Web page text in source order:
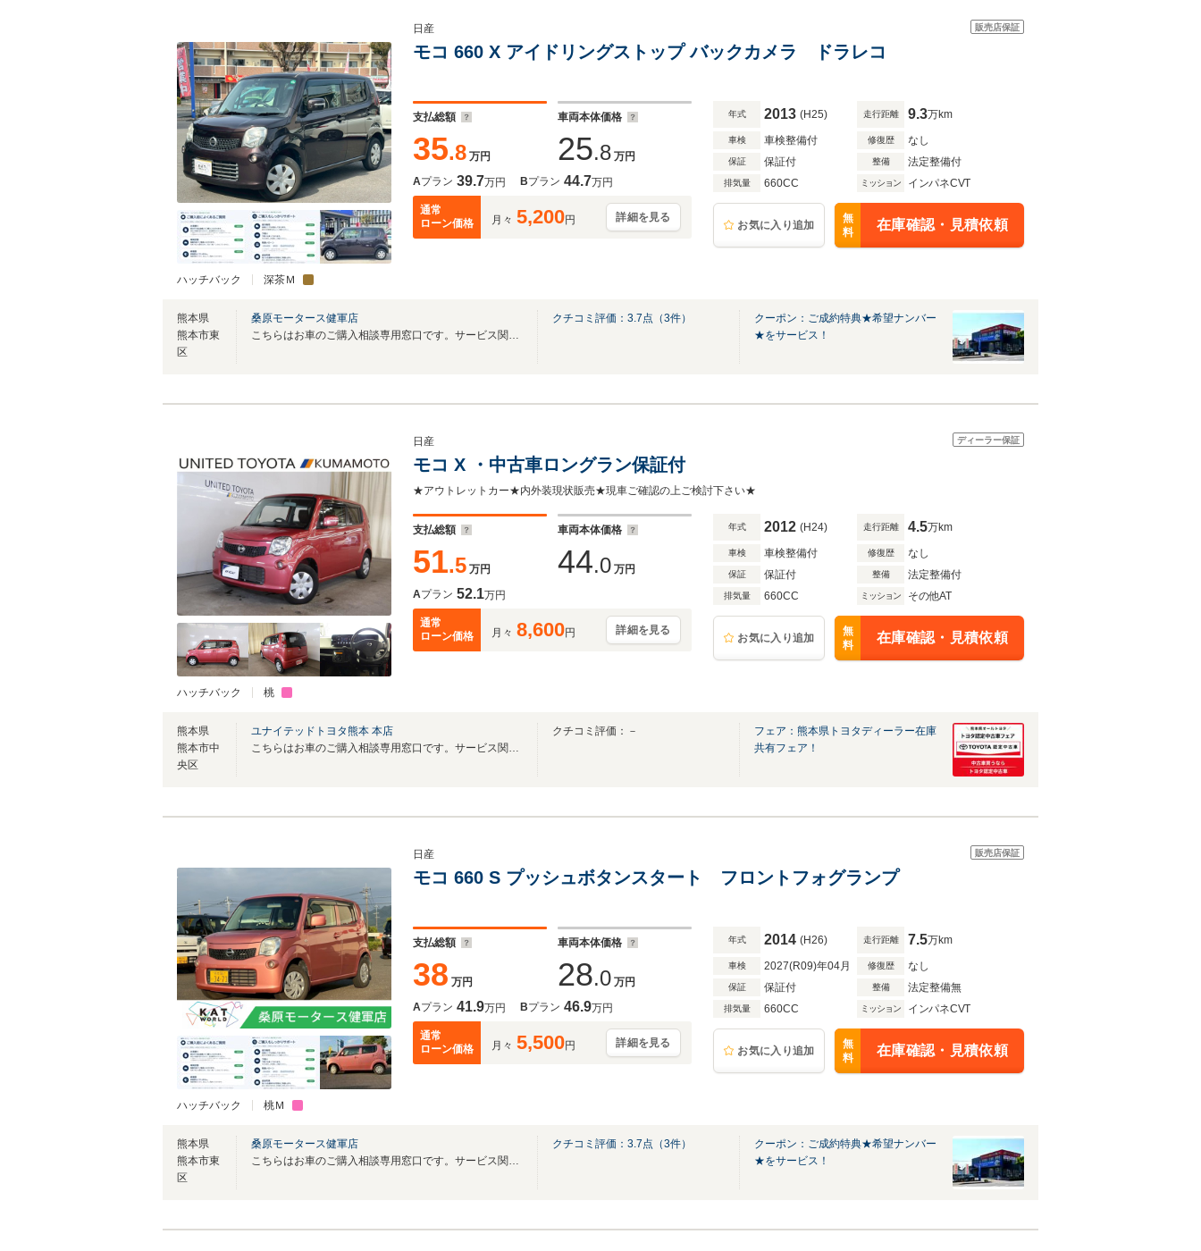
ハッチバック 深茶Ｍ
販売店保証
日産
モコ 660 X アイドリングストップ バックカメラ ドラレコ
支払総額
35.8 万円
車両本体価格
25.8 万円
Aプラン 39.7万円 Bプラン 44.7万円
通常
ローン価格
月々 5,200円 詳細を見る
年式 2013 (H25) 走行距離 9.3万km
車検 車検整備付 修復歴 なし
保証 保証付 整備 法定整備付
排気量 660CC ミッション インパネCVT
お気に入り追加
無
料
在庫確認・見積依頼
熊本県
熊本市東
区
桑原モータース健軍店
こちらはお車のご購入相談専用窓口です。サービス関連は当店代表番号へお願いします☆
クチコミ評価： 3.7点（3件）
クーポン：ご成約特典★希望ナンバー
★をサービス！
ハッチバック 桃
ディーラー保証
日産
モコ X ・中古車ロングラン保証付
★アウトレットカー★内外装現状販売★現車ご確認の上ご検討下さい★
支払総額
51.5 万円
車両本体価格
44.0 万円
Aプラン 52.1万円
通常
ローン価格
月々 8,600円 詳細を見る
年式 2012 (H24) 走行距離 4.5万km
車検 車検整備付 修復歴 なし
保証 保証付 整備 法定整備付
排気量 660CC ミッション その他AT
お気に入り追加
無
料
在庫確認・見積依頼
熊本県
熊本市中
央区
ユナイテッドトヨタ熊本 本店
こちらはお車のご購入相談専用窓口です。サービス関連は当店代表番号へお願いします。
クチコミ評価：－
フェア：熊本県トヨタディーラー在庫
共有フェア！
ハッチバック 桃Ｍ
販売店保証
日産
モコ 660 S プッシュボタンスタート フロントフォグランプ
支払総額
38 万円
車両本体価格
28.0 万円
Aプラン 41.9万円 Bプラン 46.9万円
通常
ローン価格
月々 5,500円 詳細を見る
年式 2014 (H26) 走行距離 7.5万km
車検 2027(R09)年04月 修復歴 なし
保証 保証付 整備 法定整備無
排気量 660CC ミッション インパネCVT
お気に入り追加
無
料
在庫確認・見積依頼
熊本県
熊本市東
区
桑原モータース健軍店
こちらはお車のご購入相談専用窓口です。サービス関連は当店代表番号へお願いします☆
クチコミ評価： 3.7点（3件）
クーポン：ご成約特典★希望ナンバー
★をサービス！